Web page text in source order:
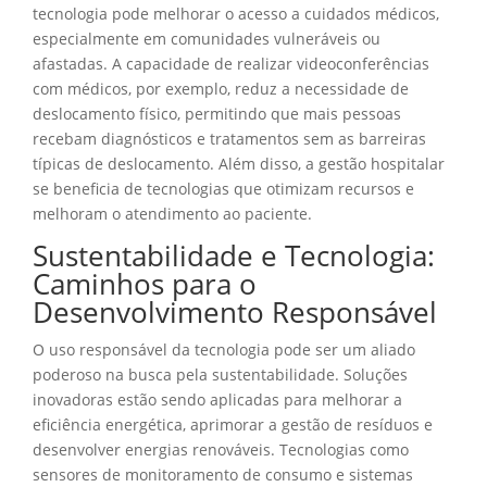
tecnologia pode melhorar o acesso a cuidados médicos,
especialmente em comunidades vulneráveis ou
afastadas. A capacidade de realizar videoconferências
com médicos, por exemplo, reduz a necessidade de
deslocamento físico, permitindo que mais pessoas
recebam diagnósticos e tratamentos sem as barreiras
típicas de deslocamento. Além disso, a gestão hospitalar
se beneficia de tecnologias que otimizam recursos e
melhoram o atendimento ao paciente.
Sustentabilidade e Tecnologia:
Caminhos para o
Desenvolvimento Responsável
O uso responsável da tecnologia pode ser um aliado
poderoso na busca pela sustentabilidade. Soluções
inovadoras estão sendo aplicadas para melhorar a
eficiência energética, aprimorar a gestão de resíduos e
desenvolver energias renováveis. Tecnologias como
sensores de monitoramento de consumo e sistemas